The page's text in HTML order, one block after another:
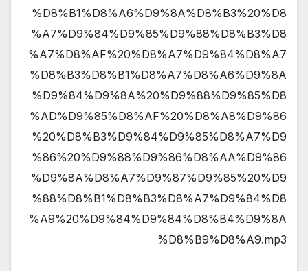
%D8%B1%D8%A6%D9%8A%D8%B3%20%D8
%A7%D9%84%D9%85%D9%88%D8%B3%D8
%A7%D8%AF%20%D8%A7%D9%84%D8%A7
%D8%B3%D8%B1%D8%A7%D8%A6%D9%8A
%D9%84%D9%8A%20%D9%88%D9%85%D8
%AD%D9%85%D8%AF%20%D8%A8%D9%86
%20%D8%B3%D9%84%D9%85%D8%A7%D9
%86%20%D9%88%D9%86%D8%AA%D9%86
%D9%8A%D8%A7%D9%87%D9%85%20%D9
%88%D8%B1%D8%B3%D8%A7%D9%84%D8
%A9%20%D9%84%D9%84%D8%B4%D9%8A
%D8%B9%D8%A9.mp3